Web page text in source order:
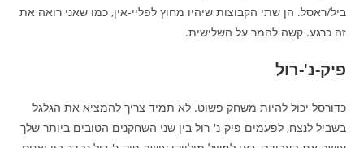
ביל/ראסל. הן שתי הקבוצות שיהיו מחוץ לפליי-אין, כמו שאני רואה את
זה כרגע. קשה להמר על השלישית.
פיק-נ'-רול
כדורסל יכול להיות משחק פשוט. לא תמיד צריך להמציא את הגלגל
בשביל לנצח, לפעמים פיק-נ'-רול בין שני השחקנים הטובים ביותר שלך